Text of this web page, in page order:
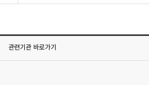
관련기관 바로가기